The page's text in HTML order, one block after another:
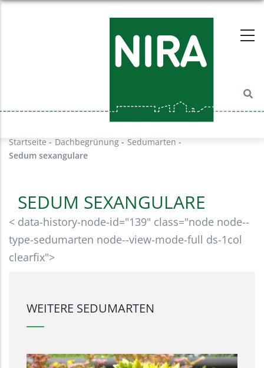
Startseite - Dachbegrünung - Sedumarten -
Sedum sexangulare
SEDUM SEXANGULARE
< data-history-node-id="139" class="node node--
type-sedumarten node--view-mode-full ds-1col
clearfix">
WEITERE SEDUMARTEN